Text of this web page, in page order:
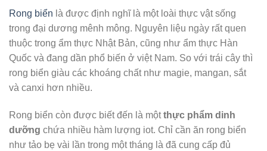
Rong biển là được định nghĩ là một loài thực vật sống
trong đại dương mênh mông. Nguyên liệu ngày rất quen
thuộc trong ẩm thực Nhật Bản, cũng như ẩm thực Hàn
Quốc và đang dần phổ biến ở việt Nam. So với trái cây thì
rong biển giàu các khoáng chất như magie, mangan, sắt
và canxi hơn nhiều.
Rong biển còn được biết đến là mộtthực phẩm dinh
dưỡng chứa nhiều hàm lượng iot. Chỉ cần ăn rong biển
như tảo bẹ vài lần trong một tháng là đã cung cấp đủ